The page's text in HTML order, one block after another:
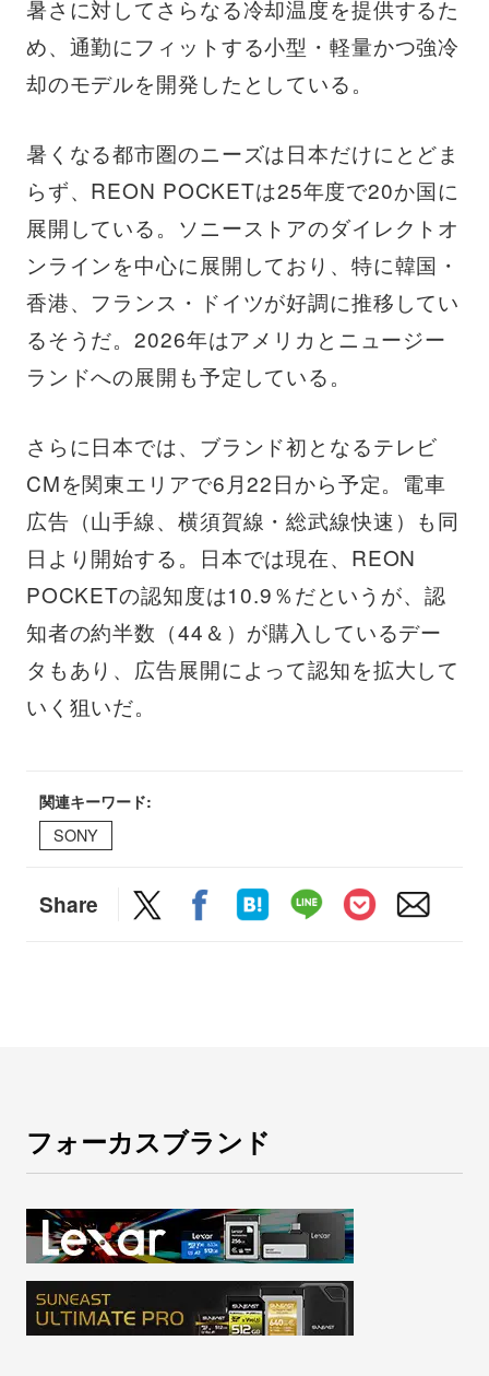
暑さに対してさらなる冷却温度を提供するた
め、通勤にフィットする小型・軽量かつ強冷
却のモデルを開発したとしている。
暑くなる都市圏のニーズは日本だけにとどま
らず、REON POCKETは25年度で20か国に
展開している。ソニーストアのダイレクトオ
ンラインを中心に展開しており、特に韓国・
香港、フランス・ドイツが好調に推移してい
るそうだ。2026年はアメリカとニュージー
ランドへの展開も予定している。
さらに日本では、ブランド初となるテレビ
CMを関東エリアで6月22日から予定。電車
広告（山手線、横須賀線・総武線快速）も同
日より開始する。日本では現在、REON
POCKETの認知度は10.9％だというが、認
知者の約半数（44＆）が購入しているデー
タもあり、広告展開によって認知を拡大して
いく狙いだ。
関連キーワード:
SONY
Share
フォーカスブランド